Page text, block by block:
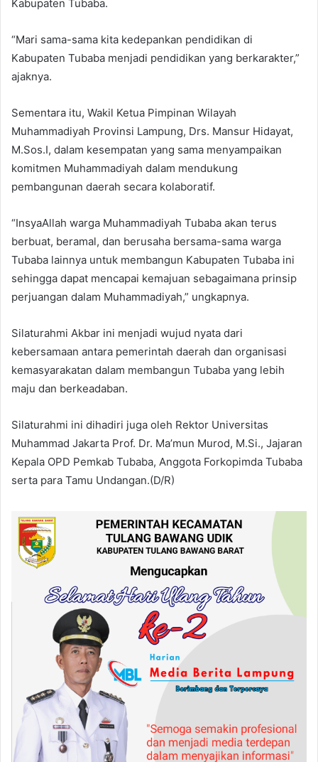
Kabupaten Tubaba.
“Mari sama-sama kita kedepankan pendidikan di
Kabupaten Tubaba menjadi pendidikan yang berkarakter,”
ajaknya.
Sementara itu, Wakil Ketua Pimpinan Wilayah
Muhammadiyah Provinsi Lampung, Drs. Mansur Hidayat,
M.Sos.I, dalam kesempatan yang sama menyampaikan
komitmen Muhammadiyah dalam mendukung
pembangunan daerah secara kolaboratif.
“InsyaAllah warga Muhammadiyah Tubaba akan terus
berbuat, beramal, dan berusaha bersama-sama warga
Tubaba lainnya untuk membangun Kabupaten Tubaba ini
sehingga dapat mencapai kemajuan sebagaimana prinsip
perjuangan dalam Muhammadiyah,” ungkapnya.
Silaturahmi Akbar ini menjadi wujud nyata dari
kebersamaan antara pemerintah daerah dan organisasi
kemasyarakatan dalam membangun Tubaba yang lebih
maju dan berkeadaban.
Silaturahmi ini dihadiri juga oleh Rektor Universitas
Muhammad Jakarta Prof. Dr. Ma’mun Murod, M.Si., Jajaran
Kepala OPD Pemkab Tubaba, Anggota Forkopimda Tubaba
serta para Tamu Undangan.(D/R)